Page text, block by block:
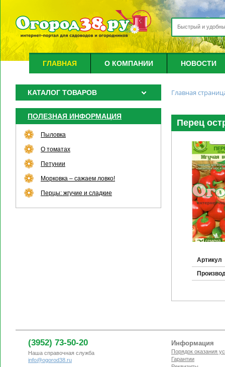
ГЛАВНАЯ О КОМПАНИИ НОВОСТИ
КАТАЛОГ ТОВАРОВ
ПОЛЕЗНАЯ ИНФОРМАЦИЯ
Пыловка
О томатах
Петунии
Морковка – сажаем ловко!
Перцы: жгучие и сладкие
Главная
Перец
Артикул
(3952) 73-50-20
Наша справочная служба
info@ogorod38.ru
Информация
Порядок оказания
Гарантии